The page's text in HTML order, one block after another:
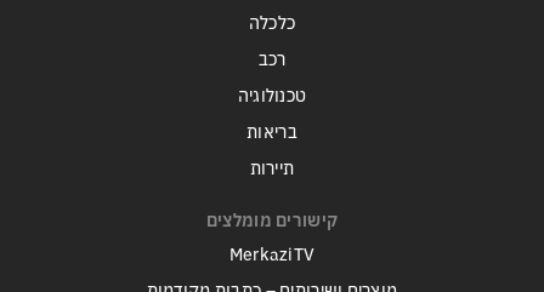
כלכלה
רכב
טכנולוגיה
בריאות
תיירות
קישורים מומלצים
MerkaziTV